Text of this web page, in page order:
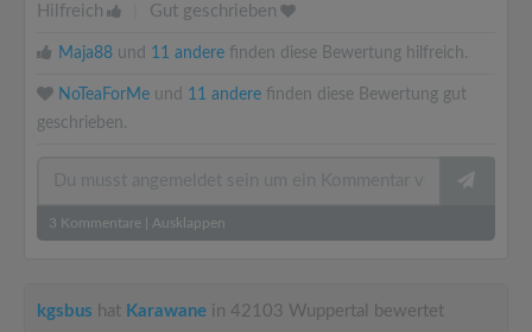
Hilfreich Gut geschrieben
Maja88 und 11 andere finden diese Bewertung hilfreich.
NoTeaForMe und 11 andere finden diese Bewertung gut
geschrieben.
3 Kommentare Ausklappen
kgsbus hat Karawane in 42103 Wuppertal bewertet